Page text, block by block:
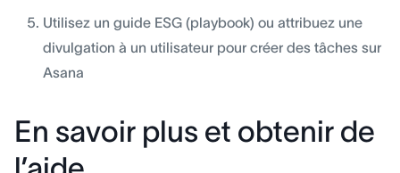
Utilisez un guide ESG (playbook) ou attribuez une
divulgation à un utilisateur pour créer des tâches sur
Asana
En savoir plus et obtenir de